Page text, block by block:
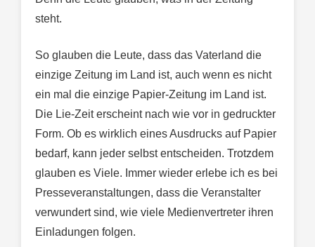
steht.
So glauben die Leute, dass das Vaterland die
einzige Zeitung im Land ist, auch wenn es nicht
ein mal die einzige Papier-Zeitung im Land ist.
Die Lie-Zeit erscheint nach wie vor in gedruckter
Form. Ob es wirklich eines Ausdrucks auf Papier
bedarf, kann jeder selbst entscheiden. Trotzdem
glauben es Viele. Immer wieder erlebe ich es bei
Presseveranstaltungen, dass die Veranstalter
verwundert sind, wie viele Medienvertreter ihren
Einladungen folgen.